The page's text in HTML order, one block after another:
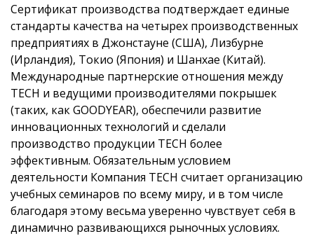
Сертификат производства подтверждает единые
стандарты качества на четырех производственных
предприятиях в Джонстауне (США), Лизбурне
(Ирландия), Токио (Япония) и Шанхае (Китай).
Международные партнерские отношения между
ТЕСН и ведущими производителями покрышек
(таких, как GOODYEAR), обеспечили развитие
инновационных технологий и сделали
производство продукции ТECH более
эффективным. Обязательным условием
деятельности Компания TECH считает организацию
учебных семинаров по всему миру, и в том числе
благодаря этому весьма уверенно чувствует себя в
динамично развивающихся рыночных условиях.